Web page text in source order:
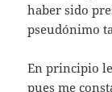
haber sido
pseudónimo
En principio
pues me